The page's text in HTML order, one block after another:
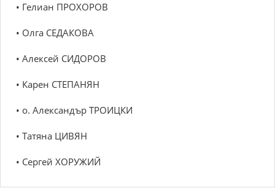
• Гелиан ПРОХОРОВ
• Олга СЕДАКОВА
• Алексей СИДОРОВ
• Карен СТЕПАНЯН
• о. Александър ТРОИЦКИ
• Татяна ЦИВЯН
• Сергей ХОРУЖИЙ